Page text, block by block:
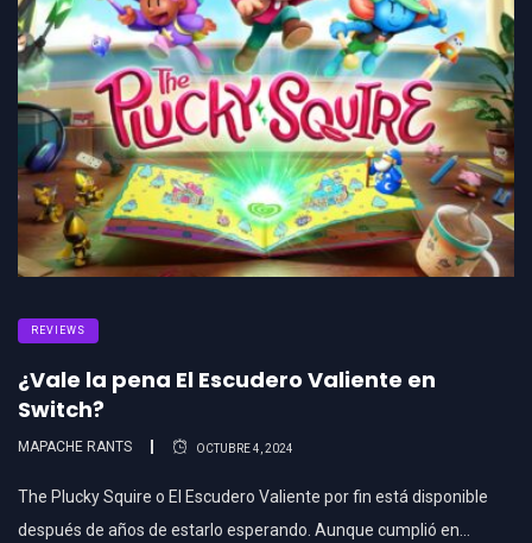
REVIEWS
¿Vale la pena El Escudero Valiente en
Switch?
MAPACHE RANTS OCTUBRE 4, 2024
The Plucky Squire o El Escudero Valiente por fin está disponible
después de años de estarlo esperando. Aunque cumplió en…